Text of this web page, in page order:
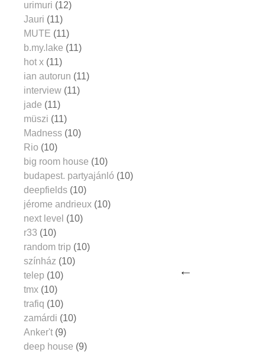
urimuri (12)
Jauri (11)
MUTE (11)
b.my.lake (11)
hot x (11)
ian autorun (11)
interview (11)
jade (11)
müszi (11)
Madness (10)
Rio (10)
big room house (10)
budapest. partyajánló (10)
deepfields (10)
jérome andrieux (10)
next level (10)
r33 (10)
random trip (10)
színház (10)
telep (10)
tmx (10)
trafiq (10)
zamárdi (10)
Anker't (9)
deep house (9)